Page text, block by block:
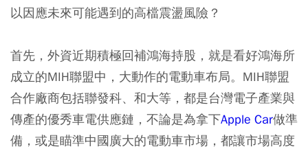
以因應未來可能遇到的高檔震盪風險？
首先，外資近期積極回補鴻海持股，就是看好鴻海所
成立的MIH聯盟中，大動作的電動車布局。MIH聯盟
合作廠商包括聯發科、和大等，都是台灣電子產業與
傳產的優秀車電供應鏈，不論是為拿下Apple Car做準
備，或是瞄準中國廣大的電動車市場，都讓市場高度